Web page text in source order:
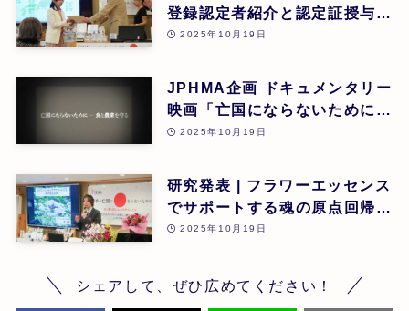
登録認定者紹介と認定証授与式
| 第26回
2025年10月19日
JPHMA企画 ドキュメンタリー
映画「亡国にならないために食
と農業を守る」 | 第26回
2025年10月19日
研究発表 | フラワーエッセンス
でサポートする魂の原点回帰 |
東昭史 | 第26回
2025年10月19日
シェアして、ぜひ広めてください！